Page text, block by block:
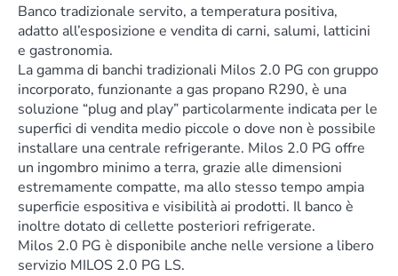
Banco tradizionale servito, a temperatura positiva,
adatto all’esposizione e vendita di carni, salumi, latticini
e gastronomia.
La gamma di banchi tradizionali Milos 2.0 PG con gruppo
incorporato, funzionante a gas propano R290, è una
soluzione “plug and play” particolarmente indicata per le
superfici di vendita medio piccole o dove non è possibile
installare una centrale refrigerante. Milos 2.0 PG offre
un ingombro minimo a terra, grazie alle dimensioni
estremamente compatte, ma allo stesso tempo ampia
superficie espositiva e visibilità ai prodotti. Il banco è
inoltre dotato di cellette posteriori refrigerate.
Milos 2.0 PG è disponibile anche nelle versione a libero
servizio MILOS 2.0 PG LS.